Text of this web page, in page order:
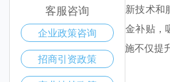
政策，支持高新技术和
税收减免和资金补贴，
机会。这些措施不仅提
客服咨询
企业政策咨询
招商引资政策